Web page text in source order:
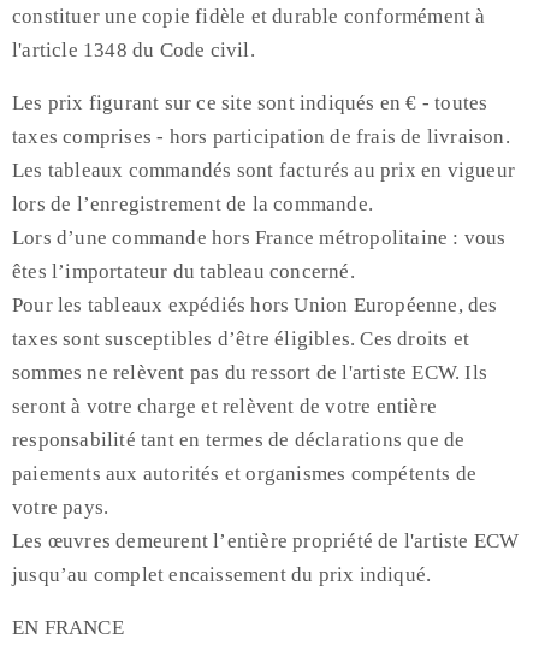
constituer une copie fidèle et durable conformément à
l'article 1348 du Code civil.
Les prix figurant sur ce site sont indiqués en € - toutes
taxes comprises - hors participation de frais de livraison.
Les tableaux commandés sont facturés au prix en vigueur
lors de l’enregistrement de la commande.
Lors d’une commande hors France métropolitaine : vous
êtes l’importateur du tableau concerné.
Pour les tableaux expédiés hors Union Européenne, des
taxes sont susceptibles d’être éligibles. Ces droits et
sommes ne relèvent pas du ressort de l'artiste ECW. Ils
seront à votre charge et relèvent de votre entière
responsabilité tant en termes de déclarations que de
paiements aux autorités et organismes compétents de
votre pays.
Les œuvres demeurent l’entière propriété de l'artiste ECW
jusqu’au complet encaissement du prix indiqué.
EN FRANCE